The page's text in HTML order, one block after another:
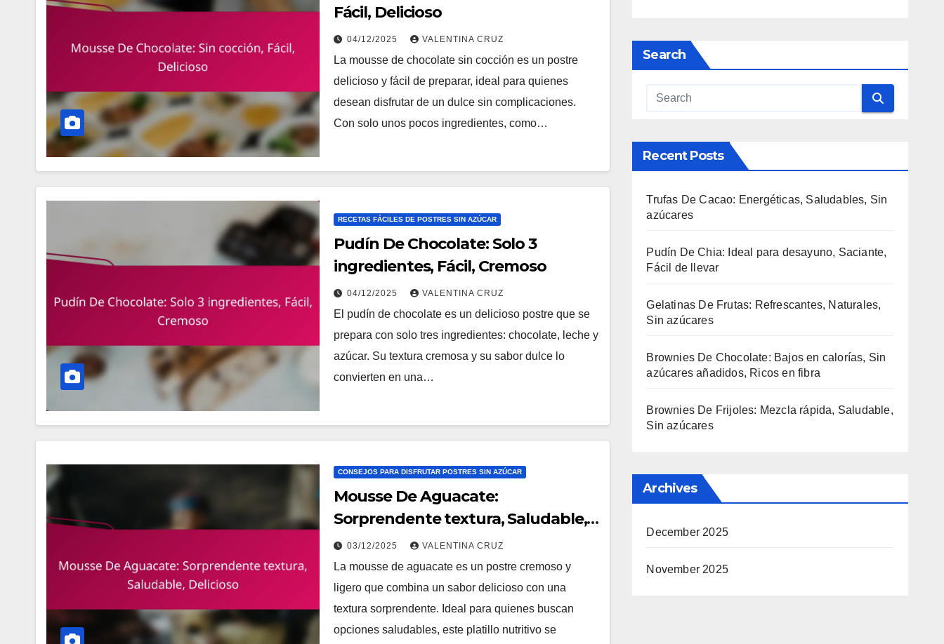
Fácil, Delicioso
04/12/2025 VALENTINA CRUZ
La mousse de chocolate sin cocción es un postre
delicioso y fácil de preparar, ideal para quienes
desean disfrutar de un dulce sin complicaciones.
Con solo unos pocos ingredientes, como…
RECETAS FÁCILES DE POSTRES SIN AZÚCAR
Pudín De Chocolate: Solo 3
ingredientes, Fácil, Cremoso
04/12/2025 VALENTINA CRUZ
El pudín de chocolate es un delicioso postre que se
prepara con solo tres ingredientes: chocolate, leche y
azúcar. Su textura cremosa y su sabor dulce lo
convierten en una…
CONSEJOS PARA DISFRUTAR POSTRES SIN AZÚCAR
Mousse De Aguacate:
Sorprendente textura, Saludable,
Delicioso
03/12/2025 VALENTINA CRUZ
La mousse de aguacate es un postre cremoso y
ligero que combina un sabor delicioso con una
textura sorprendente. Ideal para quienes buscan
opciones saludables, este platillo nutritivo se
Search
Recent Posts
Trufas De Cacao: Energéticas, Saludables, Sin
azúcares
Pudín De Chia: Ideal para desayuno, Saciante,
Fácil de llevar
Gelatinas De Frutas: Refrescantes, Naturales,
Sin azúcares
Brownies De Chocolate: Bajos en calorías, Sin
azúcares añadidos, Ricos en fibra
Brownies De Frijoles: Mezcla rápida, Saludable,
Sin azúcares
Archives
December 2025
November 2025